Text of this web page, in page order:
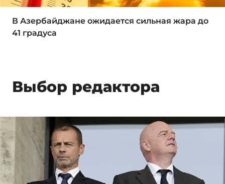
В Азербайджане ожидается сильная жара до
41 градуса
Выбор редактора